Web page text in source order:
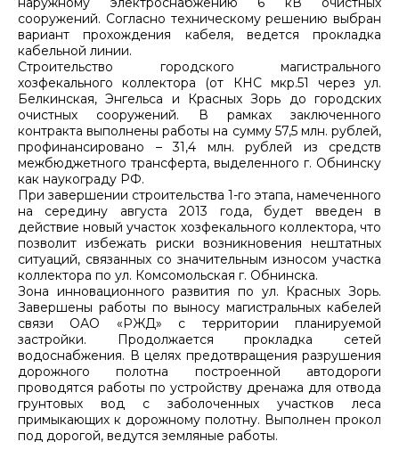
сооружений. Согласно техническому решению выбран
вариант прохождения кабеля, ведется прокладка
кабельной линии.
Строительство городского магистрального
хозфекального коллектора (от КНС мкр.51 через ул.
Белкинская, Энгельса и Красных Зорь до городских
очистных сооружений. В рамках заключенного
контракта выполнены работы на сумму 57,5 млн. рублей,
профинансировано – 31,4 млн. рублей из средств
межбюджетного трансферта, выделенного г. Обнинску
как наукограду РФ.
При завершении строительства 1-го этапа, намеченного
на середину августа 2013 года, будет введен в
действие новый участок хозфекального коллектора, что
позволит избежать риски возникновения нештатных
ситуаций, связанных со значительным износом участка
коллектора по ул. Комсомольская г. Обнинска.
Зона инновационного развития по ул. Красных Зорь.
Завершены работы по выносу магистральных кабелей
связи ОАО «РЖД» с территории планируемой
застройки. Продолжается прокладка сетей
водоснабжения. В целях предотвращения разрушения
дорожного полотна построенной автодороги
проводятся работы по устройству дренажа для отвода
грунтовых вод с заболоченных участков леса
примыкающих к дорожному полотну. Выполнен прокол
под дорогой, ведутся земляные работы.